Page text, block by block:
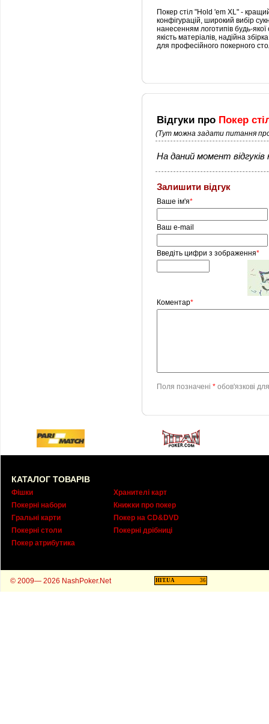
Покер стіл "Hold 'em XL" -
конфігурацій, широкий вибір
нанесенням логотипів будь-якої
якість матеріалів, надійна
для професійного покерного
Відгуки про Покер
(Тут можна задати питання
На даний момент відгуків
Залишити відгук
Ваше ім'я*
Ваш e-mail
Введіть цифри з зображення*
Коментар*
Поля позначені * обов'язкові
КАТАЛОГ ТОВАРІВ
Фішки
Покерні набори
Гральні карти
Покерні столи
Покер атрибутика
Хранителі карт
Книжки про покер
Покер на CD&DVD
Покерні дрібниці
© 2009— 2026 NashPoker.Net HIT.UA 36